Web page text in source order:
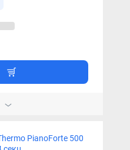
PianoForte 500